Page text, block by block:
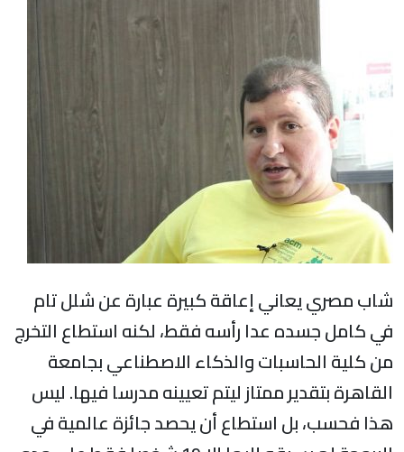
شاب مصري يعاني إعاقة كبيرة عبارة عن شلل تام
في كامل جسده عدا رأسه فقط، لكنه استطاع التخرج
من كلية الحاسبات والذكاء الاصطناعي بجامعة
القاهرة بتقدير ممتاز ليتم تعيينه مدرسا فيها. ليس
هذا فحسب، بل استطاع أن يحصد جائزة عالمية في